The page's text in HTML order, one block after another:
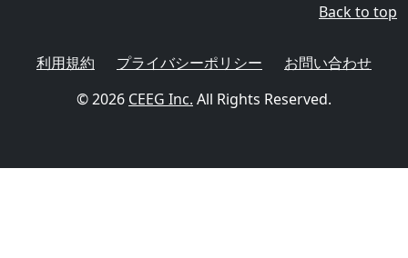
Back to top
利用規約 プライバシーポリシー
お問い合わせ
© 2026 CEEG Inc. All Rights Reserved.